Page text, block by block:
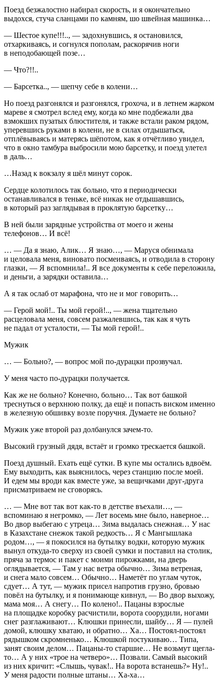
Поезд безжалостно набирал скорость, и я окончательно
выдохся, стуча сланцами по камням, шо швейная машинка…
— Шестое купе!!!.., — задохнувшись, я остановился,
отхаркиваясь, и согнулся пополам, раскорячив ноги
в неподобающей позе…
— Что?!!..
— Барсетка.., — шепчу себе в колени…
Но поезд разгонялся и разгонялся, грохоча, и в летнем жарком
мареве я смотрел вслед ему, когда ко мне подбежали два
взмокших пузатых блюстителя, и также встали раком рядом,
уперевшись руками в колени, не в силах отдышаться,
отплёвываясь и матерясь шёпотом, как я отчётливо увидел,
что в окно тамбура выбросили мою барсетку, и поезд улетел
в даль…
…Назад к вокзалу я шёл минут сорок.
Сердце колотилось так больно, что я периодически
останавливался в теньке, всё никак не отдышавшись,
в который раз заглядывая в проклятую барсетку…
В ней были зарядные устройства от моего и жены
телефонов… И всё!
… — Да я знаю, Алик… Я знаю…, — Маруся обнимала
и целовала меня, виновато посмеиваясь, и отводила в сторону
глазки, — Я вспомнила!.. Я все документы к себе переложила,
и деньги, а зарядки оставила…
А я так ослаб от марафона, что не и мог говорить…
— Герой мой!.. Ты мой герой!.., — жена тщательно
расцеловала меня, совсем разжалевшись, так как я чуть
не падал от усталости, — Ты мой герой!..
Мужик
… — Больно?, — вопрос мой по-дурацки прозвучал.
У меня часто по-дурацки получается.
Как же не больно? Конечно, больно… Так вот башкой
треснуться о верхнюю полку, да ещё и попасть виском именно
в железную обшивку возле поручня. Думаете не больно?
Мужик уже второй раз долбанулся зачем-то.
Высокий грузный дядя, встаёт и громко трескается башкой.
Поезд душный. Ехать ещё сутки. В купе мы остались вдвоём.
Ему выходить, как выяснилось, через станцию после моей.
И едем мы вроди как вместе уже, за вещичками друг-друга
присматриваем не сговорясь.
… — Мне вот так вот как-то в детстве въехали…, —
вспоминаю я негромко, — Лет восемь мне было, наверное…
Во двор выбегаю с утреца… Зима выдалась снежная… У нас
в Казахстане снежок такой редкость… Я с Мангышлака
родом…, — я покосился на бутылку водки, которую мужик
вынул откуда-то сверху из своей сумки и поставил на столик,
пряча за термос и пакет с моими пирожками, на дверь
оглядывается, — Там у нас ветра обычно… Зима ветреная,
и снега мало совсем… Обычно… Наметёт по углам чуток,
сдует… А тут, — мужик присел напротив грузно, бровью
повёл на бутылку, и я понимающе кивнул, — Во двор выхожу,
мама моя… А снегу… По колено!.. Пацаны взрослые
на площадке коробку расчистили, ворота соорудили, ногами
снег разглаживают… Клюшки принесли, шайбу… Я — пулей
домой, клюшку хватаю, и обратно… Ха… Постоял-постоял
рядышком скромненько… Клюшкой постукиваю… Типа,
занят своим делом… Пацаны-то старшие… Не возьмут щегла-
то… А у них «трое на четверо»… Позвали. Самый высокий
из них кричит: «Слышь, чувак!.. На ворота встанешь?» Ну!..
У меня радости полные штаны… Ха-ха…